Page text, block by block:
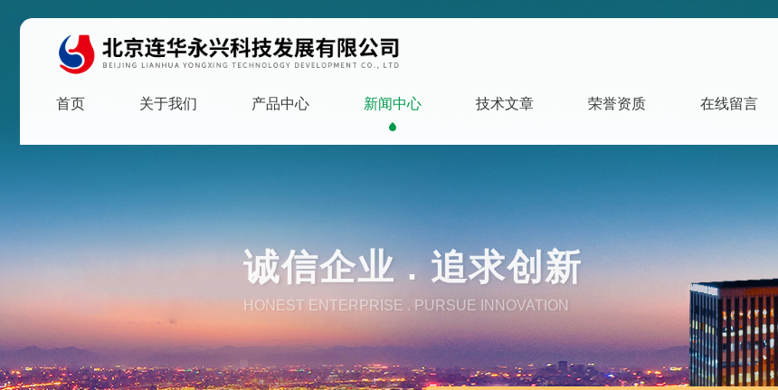
首页 关于我们 产品中心 新闻中心 技术文章 荣誉资质 在线留言
诚信企业 . 追求创新
HONEST ENTERPRISE . PURSUE INNOVATION